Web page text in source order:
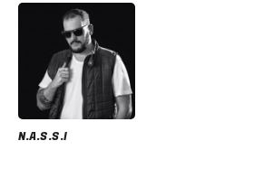
N.A.S.S.I